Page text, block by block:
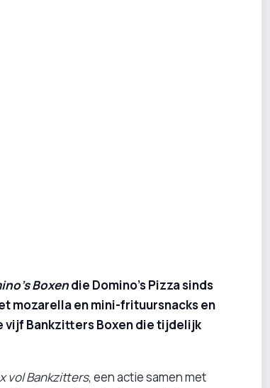
Boxendie Domino’s Pizza sinds
mozarella en mini-frituursnacks en
vijf Bankzitters Boxen die tijdelijk
vol Bankzitters, een actie samen met